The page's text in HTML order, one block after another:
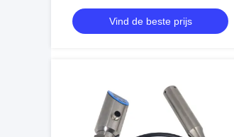
vertoningsbrandstof van 0-10V OLED
het NiveausensorVind de beste prijs